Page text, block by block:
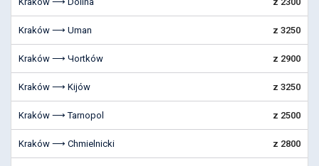
Kraków ⟶ Uman z 3250
Kraków ⟶ Чortków z 2900
Kraków ⟶ Kijów z 3250
Kraków ⟶ Tarnopol z 2500
Kraków ⟶ Chmielnicki z 2800